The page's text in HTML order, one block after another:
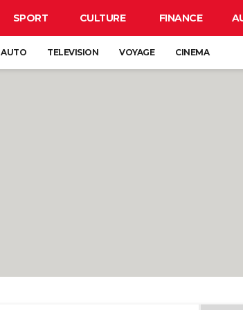
SPORT CULTURE FINANCE
AUTO TELEVISION VOYAGE CINEMA